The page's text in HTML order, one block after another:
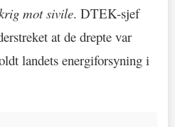
mot sivile. DTEK-sjef
at de drepte var
landets energiforsyning i